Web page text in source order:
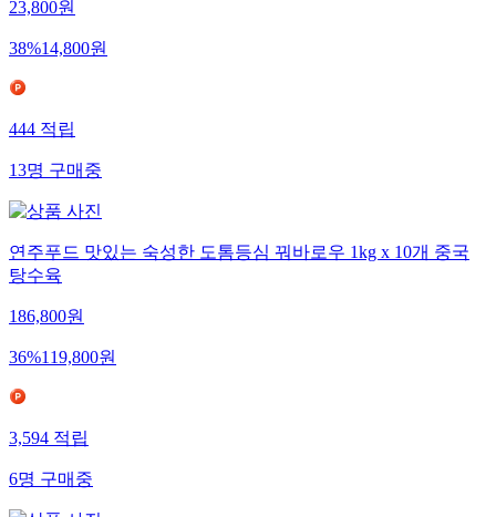
23,800원
38%14,800원
444적립
13명구매중
연주푸드 맛있는 숙성한 도톰등심 꿔바로우 1kg x 10개 중국
탕수육
186,800원
36%119,800원
3,594적립
6명구매중